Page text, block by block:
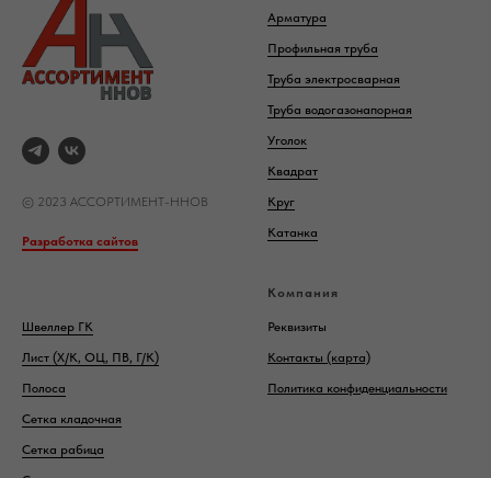
© 2023 АССОРТИМЕНТ-ННОВ
Разработка сайтов
Арматура
Профильная труба
Труба электросварная
Труба водогазонапорная
Уголок
Квадрат
Круг
Катанка
Швеллер ГК
Лист (Х/К, ОЦ, ПВ, Г/К)
Полоса
Сетка кладочная
Сетка рабица
Компания
Реквизиты
Контакты (карта)
Политика конфиденциальности